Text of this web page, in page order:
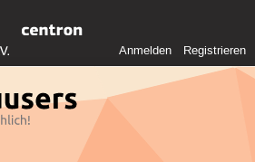
Anmelden Registrieren